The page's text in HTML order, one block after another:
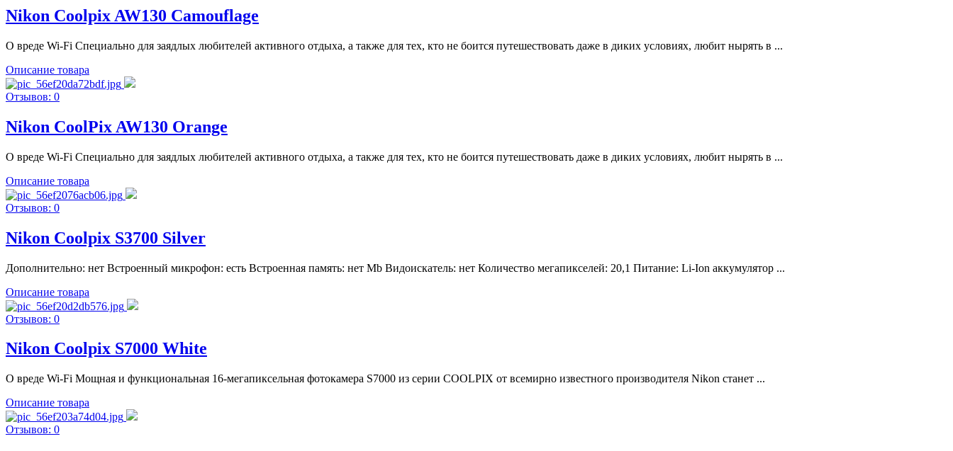
Nikon Coolpix AW130 Camouflage
О вреде Wi-Fi Специально для заядлых любителей активного отдыха, а также для тех, кто не боится путешествовать даже в диких условиях, любит нырять в ...
Описание товара
Отзывов: 0
Nikon CoolPix AW130 Orange
О вреде Wi-Fi Специально для заядлых любителей активного отдыха, а также для тех, кто не боится путешествовать даже в диких условиях, любит нырять в ...
Описание товара
Отзывов: 0
Nikon Coolpix S3700 Silver
Дополнительно: нет Встроенный микрофон: есть Встроенная память: нет Mb Видоискатель: нет Количество мегапикселей: 20,1 Питание: Li-Ion аккумулятор ...
Описание товара
Отзывов: 0
Nikon Coolpix S7000 White
О вреде Wi-Fi Мощная и функциональная 16-мегапиксельная фотокамера S7000 из серии COOLPIX от всемирно известного производителя Nikon станет ...
Описание товара
Отзывов: 0